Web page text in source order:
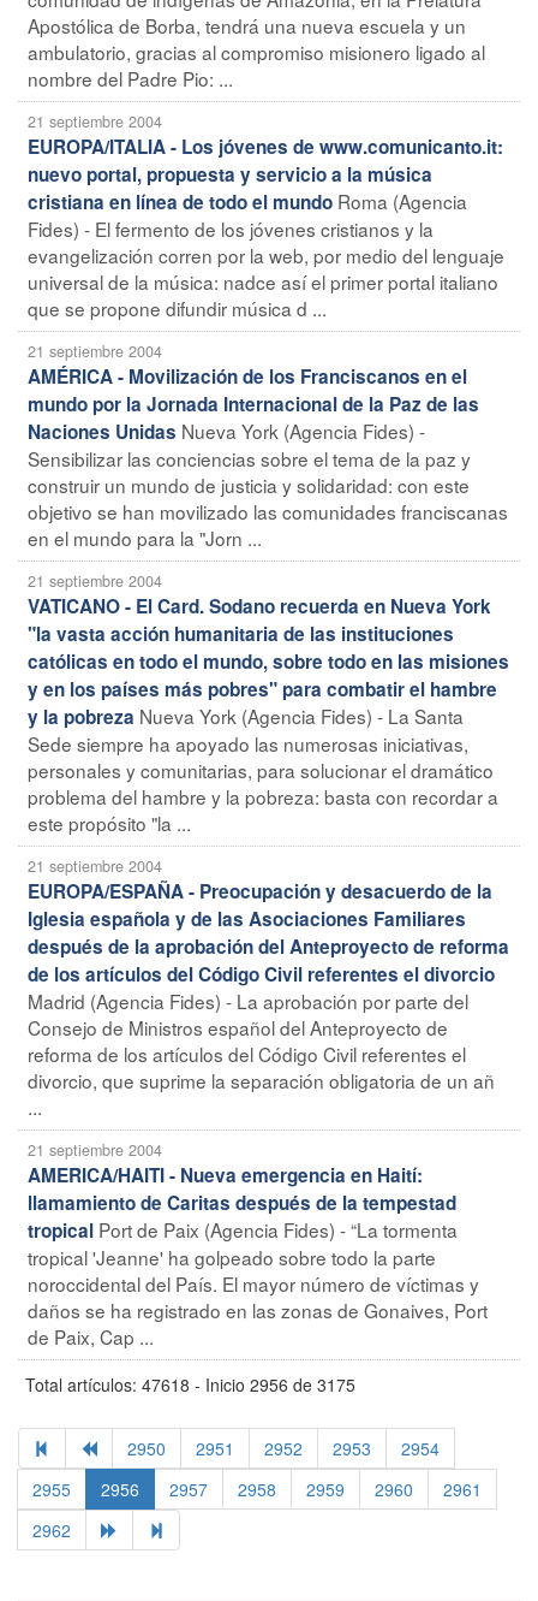
Apostólica de Borba, tendrá una nueva escuela y un
ambulatorio, gracias al compromiso misionero ligado al
nombre del Padre Pio: ...
21 septiembre 2004
EUROPA/ITALIA - Los jóvenes de www.comunicanto.it:
nuevo portal, propuesta y servicio a la música
cristiana en línea de todo el mundo Roma (Agencia
Fides) - El fermento de los jóvenes cristianos y la
evangelización corren por la web, por medio del lenguaje
universal de la música: nadce así el primer portal italiano
que se propone difundir música d ...
21 septiembre 2004
AMÉRICA - Movilización de los Franciscanos en el
mundo por la Jornada Internacional de la Paz de las
Naciones Unidas Nueva York (Agencia Fides) -
Sensibilizar las conciencias sobre el tema de la paz y
construir un mundo de justicia y solidaridad: con este
objetivo se han movilizado las comunidades franciscanas
en el mundo para la "Jorn ...
21 septiembre 2004
VATICANO - El Card. Sodano recuerda en Nueva York
"la vasta acción humanitaria de las instituciones
católicas en todo el mundo, sobre todo en las misiones
y en los países más pobres" para combatir el hambre
y la pobreza Nueva York (Agencia Fides) - La Santa
Sede siempre ha apoyado las numerosas iniciativas,
personales y comunitarias, para solucionar el dramático
problema del hambre y la pobreza: basta con recordar a
este propósito "la ...
21 septiembre 2004
EUROPA/ESPAÑA - Preocupación y desacuerdo de la
Iglesia española y de las Asociaciones Familiares
después de la aprobación del Anteproyecto de reforma
de los artículos del Código Civil referentes el divorcio
Madrid (Agencia Fides) - La aprobación por parte del
Consejo de Ministros español del Anteproyecto de
reforma de los artículos del Código Civil referentes el
divorcio, que suprime la separación obligatoria de un añ
...
21 septiembre 2004
AMERICA/HAITI - Nueva emergencia en Haití:
llamamiento de Caritas después de la tempestad
tropical Port de Paix (Agencia Fides) - “La tormenta
tropical 'Jeanne' ha golpeado sobre todo la parte
noroccidental del País. El mayor número de víctimas y
daños se ha registrado en las zonas de Gonaives, Port
de Paix, Cap ...
Total artículos: 47618 - Inicio 2956 de 3175
2950 2951 2952 2953
2954
2955
2956 2957 2958 2959 2960
2961
2962